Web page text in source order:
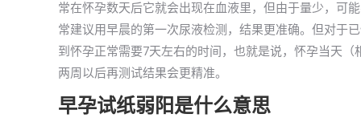
常在怀孕数天后它就会出现在血液里，但由于量少，可
常建议用早晨的第一次尿液检测，结果更准确。但对于
到怀孕正常需要7天左右的时间，也就是说，怀孕当天
两周以后再测试结果会更精准。
早孕试纸弱阳是什么意思